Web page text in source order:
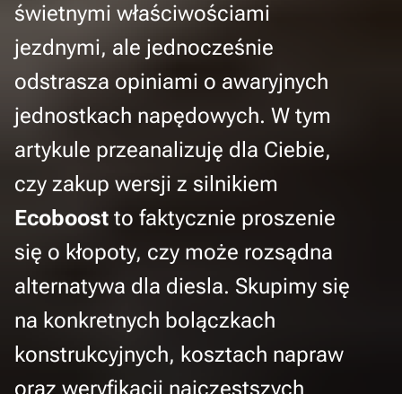
świetnymi właściwościami
jezdnymi, ale jednocześnie
odstrasza opiniami o awaryjnych
jednostkach napędowych. W tym
artykule przeanalizuję dla Ciebie,
czy zakup wersji z silnikiem
Ecoboost to faktycznie proszenie
się o kłopoty, czy może rozsądna
alternatywa dla diesla. Skupimy się
na konkretnych bolączkach
konstrukcyjnych, kosztach napraw
oraz weryfikacji najczęstszych